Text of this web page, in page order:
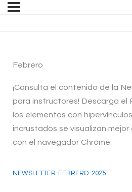
Febrero
¡Consulta el contenido de la
para instructores! Descarga el
los elementos con
incrustados se visualizan
con el navegador Chrome.
NEWSLETTER-FEBRERO-2025